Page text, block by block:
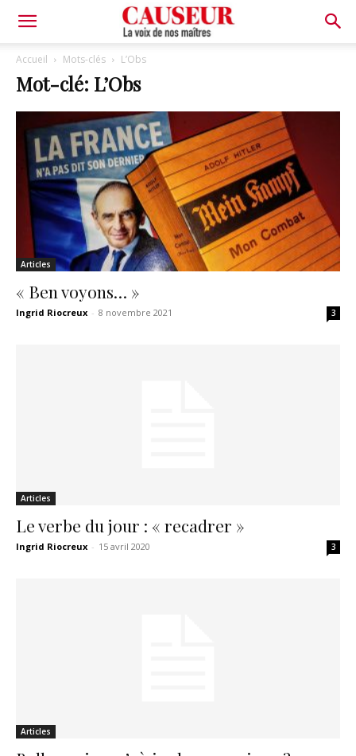
voix
maîtres
Accueil Mots-clés L’Obs
Mot-clé: L’Obs
Articles
« Ben voyons… »
Ingrid Riocreux - 8 novembre 2021 3
Articles
Le verbe du jour : « recadrer »
Ingrid Riocreux - 15 avril 2020 3
Articles